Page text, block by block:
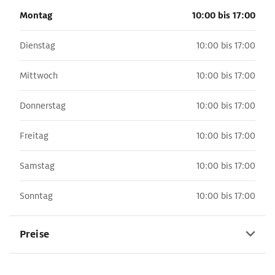
gerade mal ein Jahr alt.
Montag 10:00 bis 17:00
Dienstag 10:00 bis 17:00
Mittwoch 10:00 bis 17:00
Donnerstag 10:00 bis 17:00
Freitag 10:00 bis 17:00
Samstag 10:00 bis 17:00
Sonntag 10:00 bis 17:00
Preise